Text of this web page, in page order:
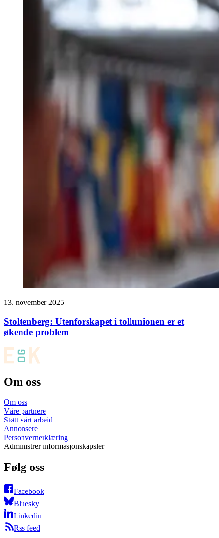
13. november 2025
Stoltenberg: Utenforskapet i tollunionen er et
økende problem
Om oss
Om oss
Våre partnere
Støtt vårt arbeid
Annonsere
Personvernerklæring
Administrer informasjonskapsler
Følg oss
Facebook
Bluesky
Linkedin
Rss feed